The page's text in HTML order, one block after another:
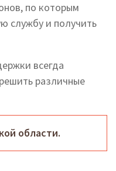
по которым
службу и получить
всегда
различные
области.